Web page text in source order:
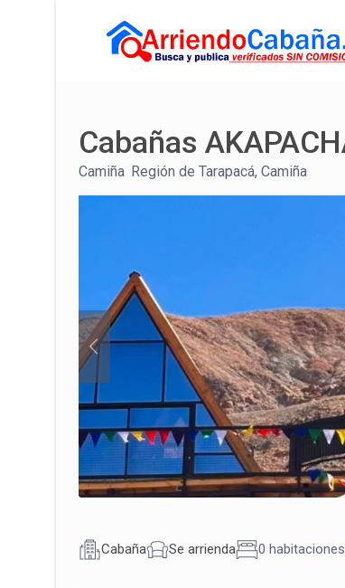
Cabañas
Camiña Región de Tarapacá, Camiña
Cabaña Se arrienda 0 habitaciones